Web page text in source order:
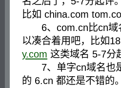
比如 china.com
6、com.cn比cn域
以凑合着用吧，比如
y.com 这类域名 5-7分
7、单字cn域名也是
的 6.cn 都还是不错的